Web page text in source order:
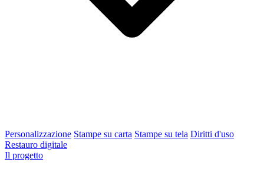
Personalizzazione Stampe su carta Stampe su tela Diritti d'uso
Restauro digitale
Il progetto